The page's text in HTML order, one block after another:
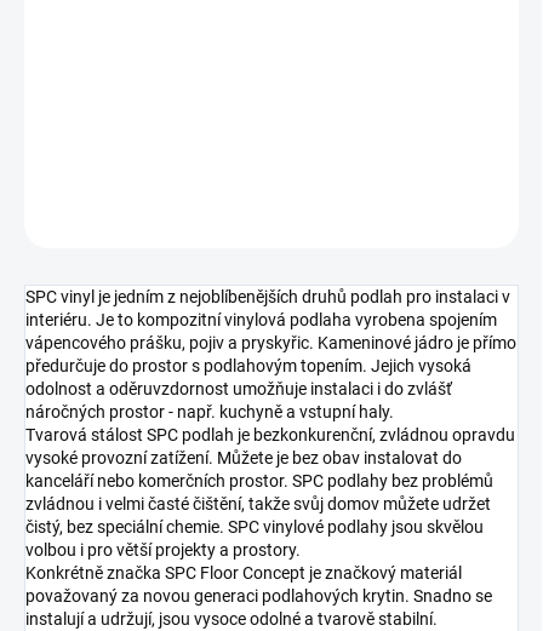
SPC vinyl je jedním z nejoblíbenějších druhů podlah pro instalaci v
interiéru. Je to kompozitní vinylová podlaha vyrobena spojením
vápencového prášku, pojiv a pryskyřic. Kameninové jádro je přímo
předurčuje do prostor s podlahovým topením. Jejich vysoká
odolnost a oděruvzdornost umožňuje instalaci i do zvlášť
náročných prostor - např. kuchyně a vstupní haly.
Tvarová stálost SPC podlah je bezkonkurenční, zvládnou opravdu
vysoké provozní zatížení. Můžete je bez obav instalovat do
kanceláří nebo komerčních prostor. SPC podlahy bez problémů
zvládnou i velmi časté čištění, takže svůj domov můžete udržet
čistý, bez speciální chemie. SPC vinylové podlahy jsou skvělou
volbou i pro větší projekty a prostory.
Konkrétně značka SPC Floor Concept je značkový materiál
považovaný za novou generaci podlahových krytin. Snadno se
instalují a udržují, jsou vysoce odolné a tvarově stabilní.